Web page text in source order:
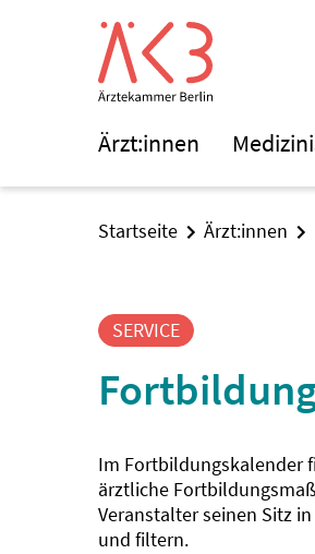
Ärzt:innen
Startseite Ärzt:innen
SERVICE
Im Fortbildungskalender
ärztliche
Veranstalter seinen Sitz
und filtern.